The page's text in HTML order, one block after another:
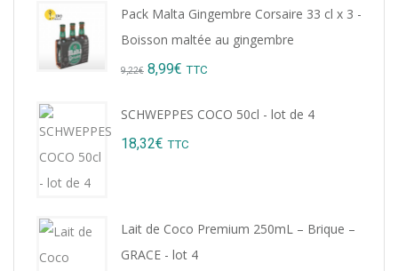
Pack Malta Gingembre Corsaire 33 cl x 3 -
Boisson maltée au gingembre
9,22€ Original
8,99€ Current
TTC
SCHWEPPES COCO 50cl - lot de 4
18,32€ TTC
Lait de Coco Premium 250mL – Brique –
GRACE - lot 4